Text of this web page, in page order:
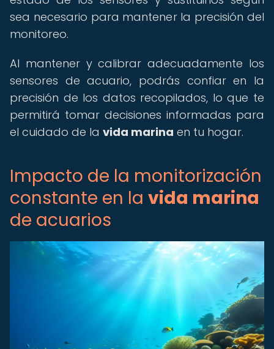
sea necesario para mantener la precisión del
monitoreo.
Al mantener y calibrar adecuadamente los
sensores de acuario, podrás confiar en la
precisión de los datos recopilados, lo que te
permitirá tomar decisiones informadas para
el cuidado de la vida marina en tu hogar.
Impacto de la monitorización
constante en la vida marina
de acuarios